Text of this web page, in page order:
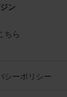
きる
ラベ
合、
し
ン
ちら
シーポリシー